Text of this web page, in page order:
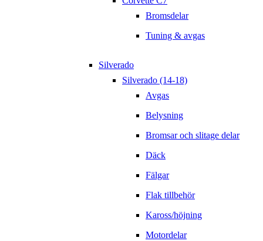
Bromsdelar
Tuning & avgas
Silverado
Silverado (14-18)
Avgas
Belysning
Bromsar och slitage delar
Däck
Fälgar
Flak tillbehör
Kaross/höjning
Motordelar